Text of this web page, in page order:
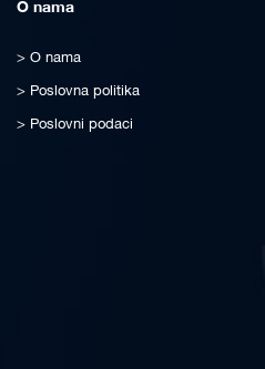
O nama
O nama
Poslovna politika
Poslovni podaci